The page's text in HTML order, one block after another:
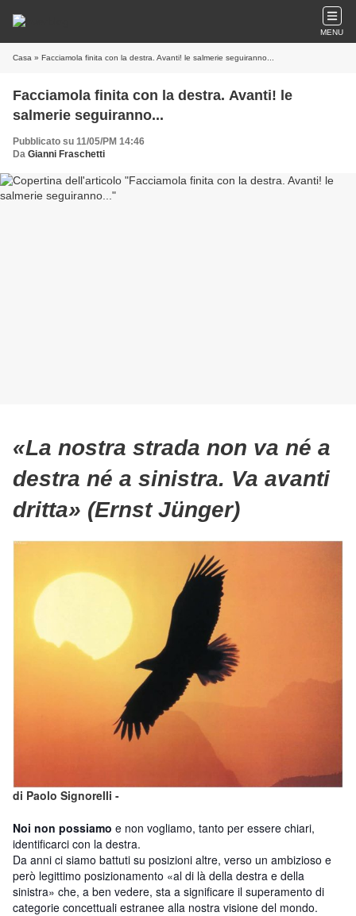
MENU
Casa » Facciamola finita con la destra. Avanti! le salmerie seguiranno...
Facciamola finita con la destra. Avanti! le
salmerie seguiranno...
Pubblicato su 11/05/PM 14:46
Da Gianni Fraschetti
«La nostra strada non va né a
destra né a sinistra. Va avanti
dritta» (Ernst Jünger)
di Paolo Signorelli -
Noi non possiamo e non vogliamo, tanto per essere chiari,
identificarci con la destra.
Da anni ci siamo battuti su posizioni altre, verso un ambizioso e
però legittimo posizionamento «al di là della destra e della
sinistra» che, a ben vedere, sta a significare il superamento di
categorie concettuali estranee alla nostra visione del mondo.